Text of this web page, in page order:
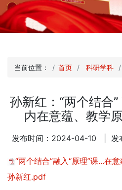
当前位置： 首页 科研学科
孙新红：“两个结合”
内在意蕴、教学
发布时间：2024-04-10 | 发
“两个结合”融入“原理”课...在
孙新红.pdf